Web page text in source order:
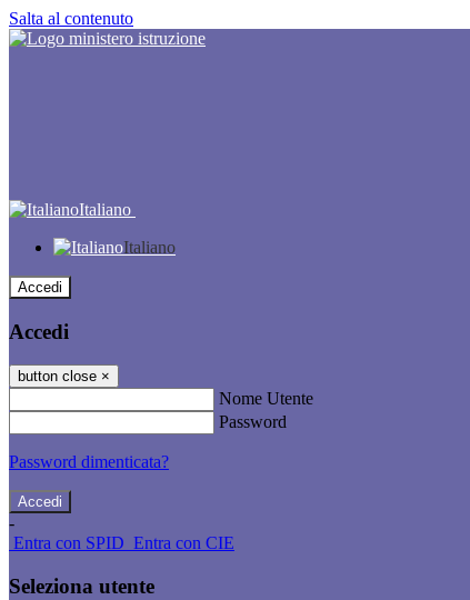
Salta al contenuto
Italiano
Italiano
Accedi
Accedi
button close ×
Nome Utente
Password
Password dimenticata?
-
Entra con SPID Entra con CIE
Seleziona utente